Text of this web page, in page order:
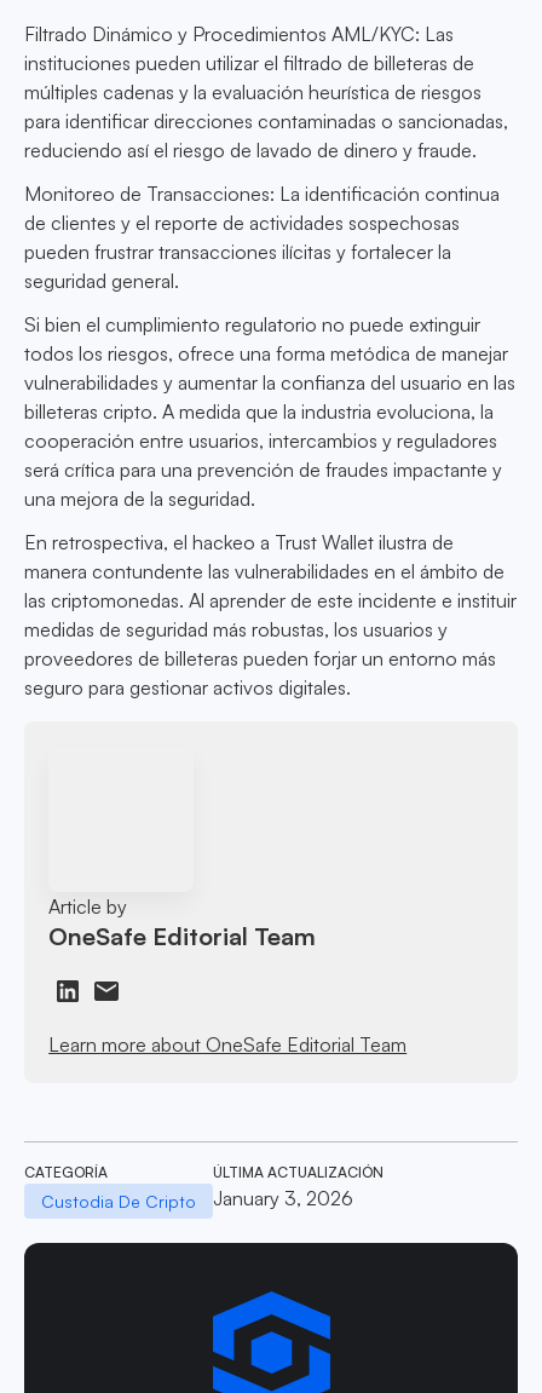
Filtrado Dinámico y Procedimientos AML/KYC: Las
instituciones pueden utilizar el filtrado de billeteras de
múltiples cadenas y la evaluación heurística de riesgos
para identificar direcciones contaminadas o sancionadas,
reduciendo así el riesgo de lavado de dinero y fraude.
Monitoreo de Transacciones: La identificación continua
de clientes y el reporte de actividades sospechosas
pueden frustrar transacciones ilícitas y fortalecer la
seguridad general.
Si bien el cumplimiento regulatorio no puede extinguir
todos los riesgos, ofrece una forma metódica de manejar
vulnerabilidades y aumentar la confianza del usuario en las
billeteras cripto. A medida que la industria evoluciona, la
cooperación entre usuarios, intercambios y reguladores
será crítica para una prevención de fraudes impactante y
una mejora de la seguridad.
En retrospectiva, el hackeo a Trust Wallet ilustra de
manera contundente las vulnerabilidades en el ámbito de
las criptomonedas. Al aprender de este incidente e instituir
medidas de seguridad más robustas, los usuarios y
proveedores de billeteras pueden forjar un entorno más
seguro para gestionar activos digitales.
Article by
OneSafe Editorial Team
Learn more about OneSafe Editorial Team
CATEGORÍA
Custodia De Cripto
ÚLTIMA ACTUALIZACIÓN
January 3, 2026